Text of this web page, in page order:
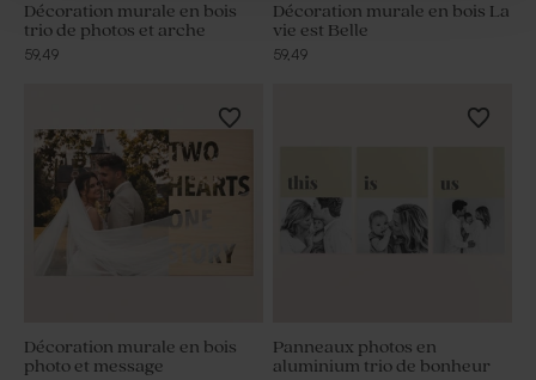
Décoration murale en bois
trio de photos et arche
59,49
Décoration murale en bois La
vie est Belle
59,49
Décoration murale en bois
photo et message
Panneaux photos en
aluminium trio de bonheur